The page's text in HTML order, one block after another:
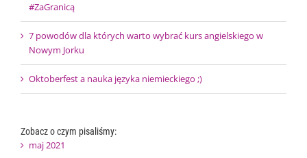
#ZaGranicą
7 powodów dla których warto wybrać kurs angielskiego w
Nowym Jorku
Oktoberfest a nauka języka niemieckiego ;)
Zobacz o czym pisaliśmy:
maj 2021